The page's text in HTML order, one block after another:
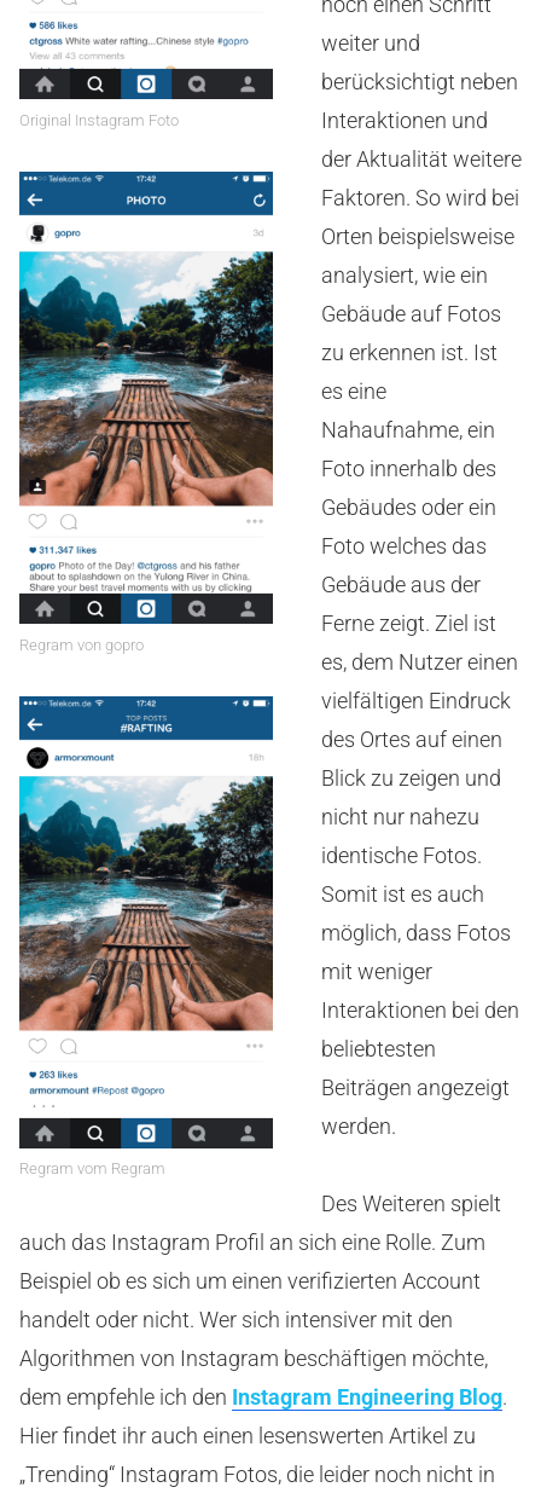
Original Instagram Foto
Regram von gopro
Regram vom Regram
weiter und
berücksichtigt neben
Interaktionen und
der Aktualität weitere
Faktoren. So wird bei
Orten beispielsweise
analysiert, wie ein
Gebäude auf Fotos
zu erkennen ist. Ist
es eine
Nahaufnahme, ein
Foto innerhalb des
Gebäudes oder ein
Foto welches das
Gebäude aus der
Ferne zeigt. Ziel ist
es, dem Nutzer einen
vielfältigen Eindruck
des Ortes auf einen
Blick zu zeigen und
nicht nur nahezu
identische Fotos.
Somit ist es auch
möglich, dass Fotos
mit weniger
Interaktionen bei den
beliebtesten
Beiträgen angezeigt
werden.
Des Weiteren spielt
auch das Instagram Profil an sich eine Rolle. Zum
Beispiel ob es sich um einen verifizierten Account
handelt oder nicht. Wer sich intensiver mit den
Algorithmen von Instagram beschäftigen möchte,
dem empfehle ich den Instagram Engineering Blog.
Hier findet ihr auch einen lesenswerten Artikel zu
„Trending“ Instagram Fotos, die leider noch nicht in